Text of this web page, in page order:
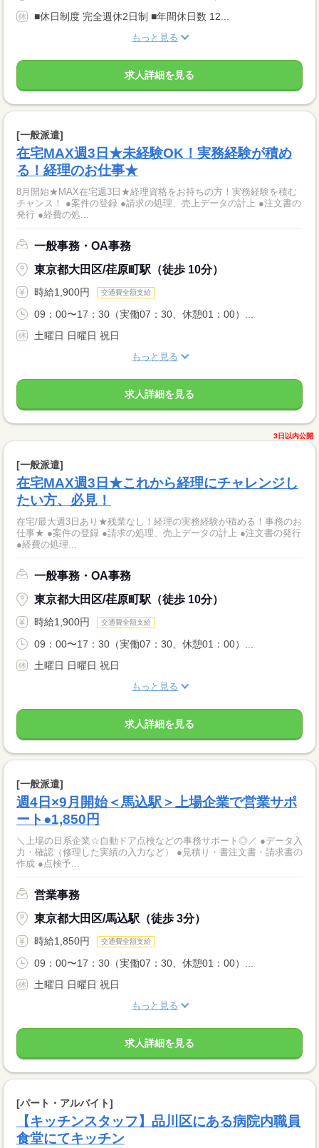
■休日制度 完全週休2日制 ■年間休日数 12...
もっと見る
求人詳細を見る
[一般派遣]
在宅MAX週3日★未経験OK！実務経験が積め
る！経理のお仕事★
8月開始★MAX在宅週3日★経理資格をお持ちの方！実務経験を積む
チャンス！ ●案件の登録 ●請求の処理、売上データの計上 ●注文書の
発行 ●経費の処...
一般事務・OA事務
東京都大田区/荏原町駅（徒歩 10分）
時給1,900円 交通費全額支給
09：00〜17：30（実働07：30、休憩01：00）...
土曜日 日曜日 祝日
もっと見る
求人詳細を見る
3日以内公開
[一般派遣]
在宅MAX週3日★これから経理にチャレンジし
たい方、必見！
在宅/最大週3日あり★残業なし！経理の実務経験が積める！事務のお
仕事★ ●案件の登録 ●請求の処理、売上データの計上 ●注文書の発行
●経費の処理...
一般事務・OA事務
東京都大田区/荏原町駅（徒歩 10分）
時給1,900円 交通費全額支給
09：00〜17：30（実働07：30、休憩01：00）...
土曜日 日曜日 祝日
もっと見る
求人詳細を見る
[一般派遣]
週4日×9月開始＜馬込駅＞上場企業で営業サポ
ート●1,850円
＼上場の日系企業☆自動ドア点検などの事務サポート◎／ ●データ入
力・確認（修理した実績の入力など） ●見積り・書注文書・請求書の
作成 ●点検予...
営業事務
東京都大田区/馬込駅（徒歩 3分）
時給1,850円 交通費全額支給
09：00〜17：30（実働07：30、休憩01：00）...
土曜日 日曜日 祝日
もっと見る
求人詳細を見る
[パート・アルバイト]
【キッチンスタッフ】品川区にある病院内職員
食堂にてキッチン